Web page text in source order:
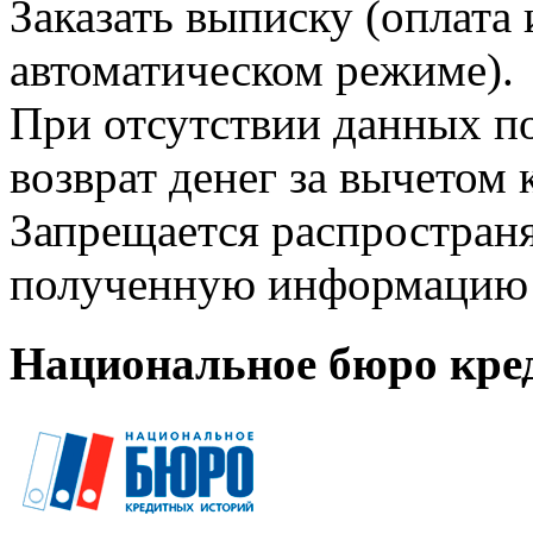
Заказать выписку
автоматическом режиме).
При отсутствии данных
возврат денег за
Запрещается
полученную информацию
Национальное бюро